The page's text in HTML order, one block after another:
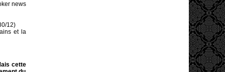
news
12)
et la
cette